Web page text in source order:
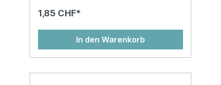
1,85 CHF*
In den Warenkorb